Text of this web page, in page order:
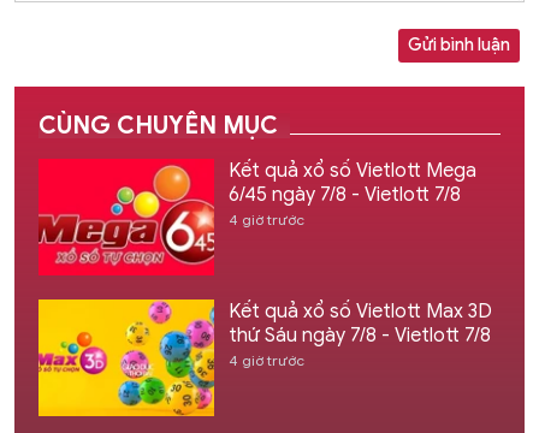
Gửi bình luận
CÙNG CHUYÊN MỤC
Kết quả xổ số Vietlott Mega
6/45 ngày 7/8 - Vietlott 7/8
4 giờ trước
Kết quả xổ số Vietlott Max 3D
thứ Sáu ngày 7/8 - Vietlott 7/8
4 giờ trước